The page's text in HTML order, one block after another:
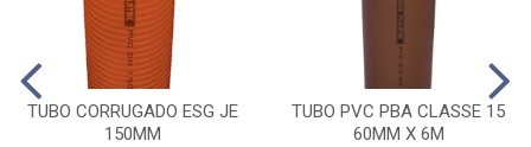
TUBO CORRUGADO ESG JE
150MM
TUBO PVC PBA CLASSE 15
60MM X 6M